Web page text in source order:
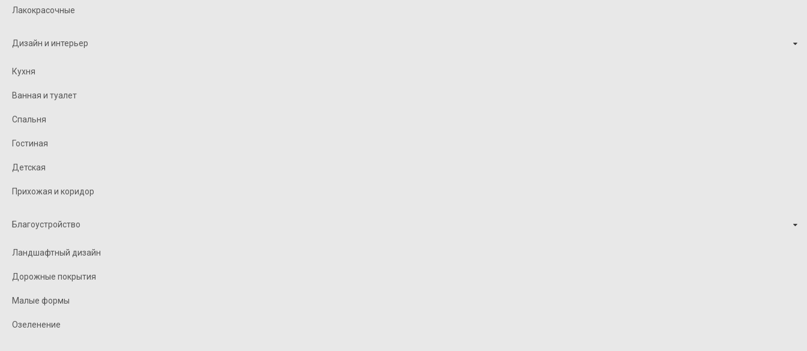
Лакокрасочные
Дизайн и интерьер
Кухня
Ванная и туалет
Спальня
Гостиная
Детская
Прихожая и коридор
Благоустройство
Ландшафтный дизайн
Дорожные покрытия
Малые формы
Озеленение